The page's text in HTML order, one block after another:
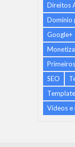
Direitos
Domínio
Google+
SEO
Vídeos e